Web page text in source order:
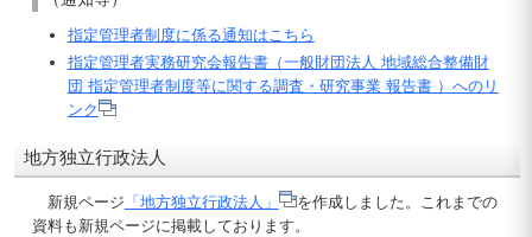
指定管理者制度に係る通知はこちら
指定管理者実務研究会報告書（一般財団法人 地域総合整備財
団 指定管理者制度等に関する調査・研究事業 報告書 ）へのリ
ンク
地方独立行政法人
新規ページ 「地方独立行政法人」
を作成しました。これまでの
資料も新規ページに掲載しております。